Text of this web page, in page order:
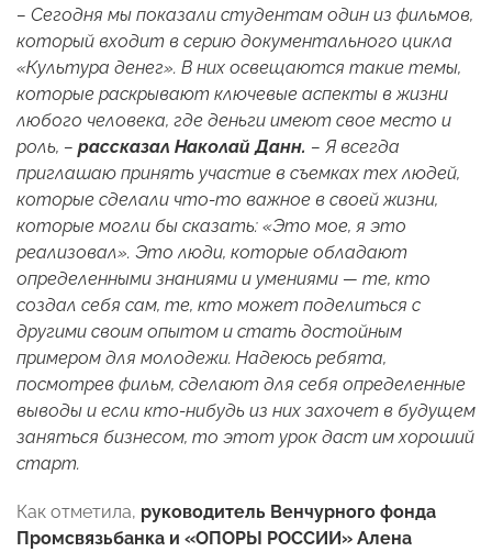
– Сегодня мы показали студентам один из фильмов,
который входит в серию документального цикла
«Культура денег». В них освещаются такие темы,
которые раскрывают ключевые аспекты в жизни
любого человека, где деньги имеют свое место и
роль, – рассказал Наколай Данн. – Я всегда
приглашаю принять участие в съемках тех людей,
которые сделали что-то важное в своей жизни,
которые могли бы сказать: «Это мое, я это
реализовал». Это люди, которые обладают
определенными знаниями и умениями — те, кто
создал себя сам, те, кто может поделиться с
другими своим опытом и стать достойным
примером для молодежи. Надеюсь ребята,
посмотрев фильм, сделают для себя определенные
выводы и если кто-нибудь из них захочет в будущем
заняться бизнесом, то этот урок даст им хороший
старт.
Как отметила, руководитель Венчурного фонда
Промсвязьбанка и «ОПОРЫ РОССИИ» Алена